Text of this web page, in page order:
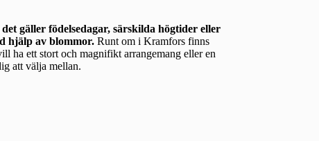
gäller födelsedagar, särskilda högtider eller
hjälp av blommor.
ha ett stort och magnifikt arrangemang eller en
att välja mellan.